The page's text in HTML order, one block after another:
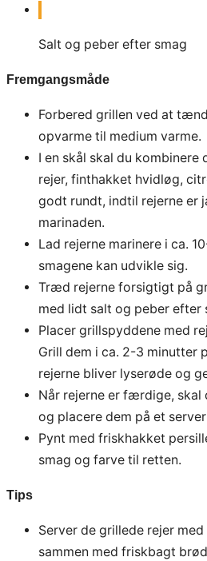
Salt og peber efter smag
Fremgangsmåde
Forbered grillen ved at
opvarme til medium varme.
I en skål skal du
rejer, finthakket hvidløg,
godt rundt, indtil rejerne
marinaden.
Lad rejerne marinere i ca.
smagene kan udvikle sig.
Træd rejerne forsigtigt på
med lidt salt og peber efter
Placer grillspyddene med
Grill dem i ca. 2-3 minutter
rejerne bliver lyserøde og
Når rejerne er færdige, skal
og placere dem på et
Pynt med friskhakket
smag og farve til retten.
Tips
Server de grillede rejer
sammen med friskbagt